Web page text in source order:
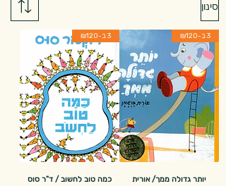
סינון
3 ב-₪120
יותר גדולה ממך/ אורית
3 ב-₪120
כמה טוב לחשוב / ד"ר סוס